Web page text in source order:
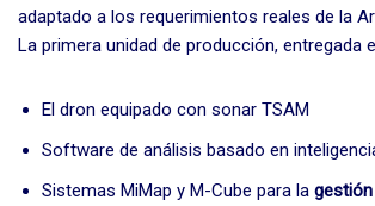
adaptado a los requerimientos reales de la
La primera unidad de producción, entregada
El dron equipado con sonar TSAM
Software de análisis basado en
Sistemas MiMap y M-Cube para la